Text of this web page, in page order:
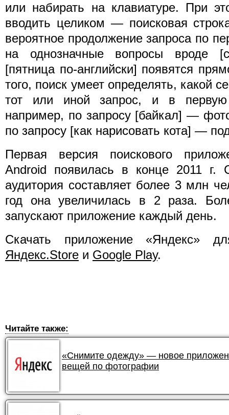
или набирать на клавиатуре. При
вводить целиком — поисковая
вероятное продолжение запроса по
на однозначные вопросы вроде
[пятница по-английски] появятся
того, поиск умеет определять, какой
тот или иной запрос, и в первую
например, по запросу [байкал] —
по запросу [как нарисовать кота] —
Первая версия поискового
Android появилась в конце 2011 г.
аудитория составляет более 3 млн
год она увеличилась в 2 раза.
запускают приложение каждый день.
Скачать приложение «Яндекс»
Яндекс.Store и Google Play.
Читайте также:
«Снимите одежду» — новое
вещей по фотографии